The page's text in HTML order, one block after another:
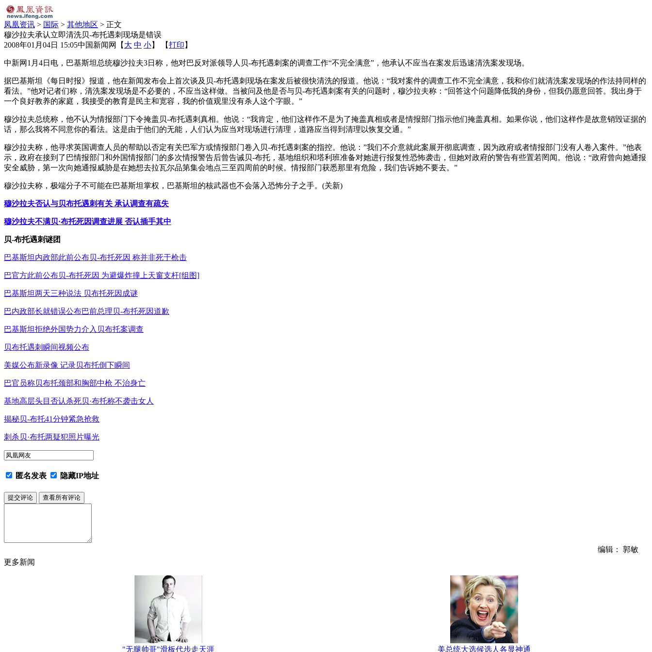
凤凰资讯 > 国际 > 其他地区 > 正文
穆沙拉夫承认立即清洗贝-布托遇刺现场是错误
2008年01月04日 15:05中国新闻网 【 大 中 小】 【打印 】
中新网1月4日电，巴基斯坦总统穆沙拉夫3日称，他对巴反对派领导人贝-布托遇刺案的调查工作“不完全满意”，他承认不应当在案发后迅速清洗案发现场。
据巴基斯坦《每日时报》报道，他在新闻发布会上首次谈及贝-布托遇刺现场在案发后被很快清洗的报道。他说：“我对案件的调查工作不完全满意，我和你们就清洗案发现场的作法持同样的
看法。”他对记者们称，清洗案发现场是不必要的，不应当这样做。当被问及他是否与贝-布托遇刺案有关的问题时，穆沙拉夫称：“回答这个问题降低我的身份，但我仍愿意回答。我出身于
一个良好教养的家庭，我接受的教育是民主和宽容，我的价值观里没有杀人这个字眼。”
穆沙拉夫总统称，他不认为情报部门下令掩盖贝-布托遇刺真相。他说：“我肯定，他们这样作不是为了掩盖真相或者是情报部门指示他们掩盖真相。如果你说，他们这样作是故意销毁证据的
话，那么我将不同意你的看法。这是由于他们的无能，人们认为应当对现场进行清理，道路应当得到清理以恢复交通。”
穆沙拉夫称，他寻求英国调查人员的帮助以否定有关巴军方或情报部门卷入贝-布托遇刺案的指控。他说：”我们不介意就此案展开彻底调查，因为政府或者情报部门没有人卷入案件。”他表
示，政府在接到了巴情报部门和外国情报部门的多次情报警告后曾告诫贝-布托，基地组织和塔利班准备对她进行报复性恐怖袭击，但她对政府的警告有些置若罔闻。他说：“政府曾向她通报
安全威胁，第一次向她通报威胁是在她想去拉瓦尔品第集会地点三至四周前的时候。情报部门获悉那里有危险，我们告诉她不要去。”
穆沙拉夫称，极端分子不可能在巴基斯坦掌权，巴基斯坦的核武器也不会落入恐怖分子之手。(关新)
穆沙拉夫否认与贝布托遇刺有关 承认调查有疏失
穆沙拉夫不满贝·布托死因调查进展 否认插手其中
贝-布托遇刺谜团
巴基斯坦内政部此前公布贝-布托死因 称并非死于枪击
巴官方此前公布贝-布托死因 为避爆炸撞上天窗支杆[组图]
巴基斯坦两天三种说法 贝布托死因成谜
巴内政部长就错误公布巴前总理贝-布托死因道歉
巴基斯坦拒绝外国势力介入贝布托案调查
贝布托遇刺瞬间视频公布
美媒公布新录像 记录贝布托倒下瞬间
巴官员称贝布托颈部和胸部中枪 不治身亡
基地高层头目否认杀死贝·布托称不袭击女人
揭秘贝-布托41分钟紧急抢救
刺杀贝·布托两疑犯照片曝光
匿名发表 隐藏IP地址
编辑： 郭敏
更多新闻
"无腿帅哥"滑板代步走天涯 美总统大选候选人各显神通